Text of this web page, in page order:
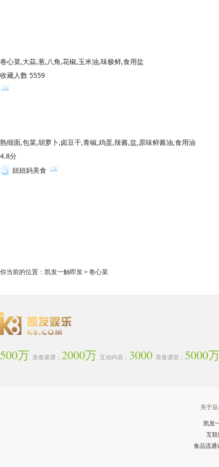
卷心菜,大蒜,葱,八角,花椒,玉米油,味极鲜,食用盐
收藏人数 5559
熟细面,包菜,胡萝卜,卤豆干,青椒,鸡蛋,辣酱,盐,原味鲜酱油,食用油
4.8分
妞妞妈美食
你当前的位置： 凯发一触即发> 卷心菜
500万 美食菜谱； 2000万 互动内容； 3000 美食课堂； 5000
关于
凯发
互
食品流